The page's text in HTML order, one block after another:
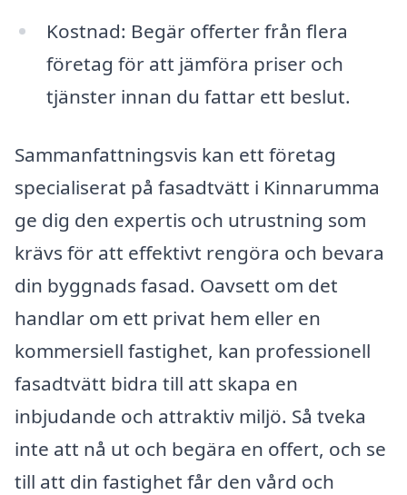
Kostnad: Begär offerter från flera
företag för att jämföra priser och
tjänster innan du fattar ett beslut.
Sammanfattningsvis kan ett företag
specialiserat på fasadtvätt i Kinnarumma
ge dig den expertis och utrustning som
krävs för att effektivt rengöra och bevara
din byggnads fasad. Oavsett om det
handlar om ett privat hem eller en
kommersiell fastighet, kan professionell
fasadtvätt bidra till att skapa en
inbjudande och attraktiv miljö. Så tveka
inte att nå ut och begära en offert, och se
till att din fastighet får den vård och